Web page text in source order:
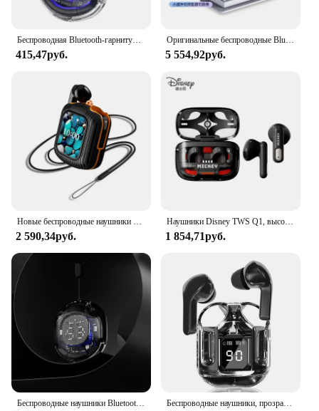
Беспроводная Bluetooth-гарнитура T8 с шумоподавлением и сенсорным управлением
415,47руб.
Оригинальные беспроводные Bluetooth-наушники билибили CUBEFACE с маленьким сенсорным ЖК-экраном
5 554,92руб.
Новые беспроводные наушники с умным сенсорным экраном и управлением через приложение TF-карта, режим локальной музыки, ENC, наушники с шумоподавлением
2 590,34руб.
Наушники Disney TWS Q1, высококачественные беспроводные наушники HIFI Sound, Bluetooth-вкладыши, спортивная гарнитура с шумоподавлением, длительный режим ожидания
1 854,71руб.
Беспроводные наушники Bluetooth наушники с прозрачным цифровым дисплеем TWS Mecha Style для спортивных наушников Acefast T8 Беспроводные наушники, прозрачный дизайн зарядного устройства, гарнитура с сенсорным управлением, TWS-наушники, Hi-Fi стерео HD-наушники для звонков